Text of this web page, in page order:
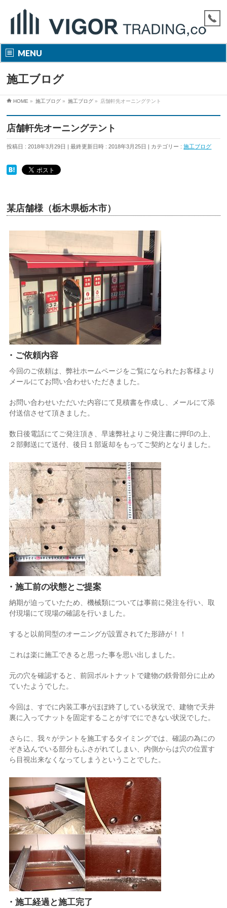
MENU
施工ブログ
HOME » 施工ブログ » 施工ブログ » 店舗軒先オーニングテント
店舗軒先オーニングテント
投稿日 : 2018年3月29日 最終更新日時 : 2018年3月25日 カテゴリー :施工ブログ
某店舗様（栃木県栃木市）
・ご依頼内容
今回のご依頼は、弊社ホームページをご覧になられたお客様より
メールにてお問い合わせいただきました。
お問い合わせいただいた内容にて見積書を作成し、メールにて添
付送信させて頂きました。
数日後電話にてご発注頂き、早速弊社よりご発注書に押印の上、
２部郵送にて送付、後日１部返却をもってご契約となりました。
・施工前の状態とご提案
納期が迫っていたため、機械類については事前に発注を行い、取
付現場にて現場の確認を行いました。
すると以前同型のオーニングが設置されてた形跡が！！
これは楽に施工できると思った事を思い出しました。
元の穴を確認すると、前回ボルトナットで建物の鉄骨部分に止め
ていたようでした。
今回は、すでに内装工事がほぼ終了している状況で、建物で天井
裏に入ってナットを固定することがすでにできない状況でした。
さらに、我々がテントを施工するタイミングでは、確認の為にの
ぞき込んでいる部分もふさがれてしまい、内側からは穴の位置す
ら目視出来なくなってしまうということでした。
・施工経過と施工完了